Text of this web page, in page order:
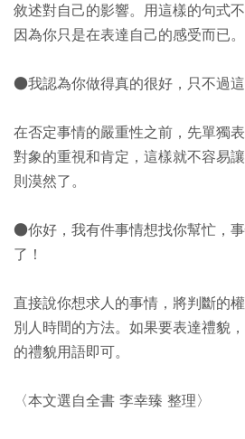
敘述對自己的影響。用這樣的句式
因為你只是在表達自己的感受而已。
●我認為你做得真的很好，只不過
在否定事情的嚴重性之前，先單獨
對象的重視和肯定，這樣就不容易
則漠然了。
●你好，我有件事情想找你幫忙，
了！
直接說你想求人的事情，將判斷的
別人時間的方法。如果要表達禮貌
的禮貌用語即可。
〈本文選自全書 李幸臻 整理〉